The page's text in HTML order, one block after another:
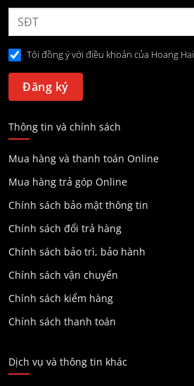
Tôi đồng ý với điều khoản của Hoang Hai
Thông tin và chính sách
Mua hàng và thanh toán Online
Mua hàng trả góp Online
Chính sách bảo mật thông tin
Chính sách đổi trả hàng
Chính sách bảo trì, bảo hành
Chính sách vận chuyển
Chính sách kiểm hàng
Chính sách thanh toán
Dịch vụ và thông tin khác